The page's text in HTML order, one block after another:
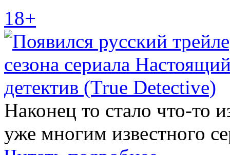
18+
Наконец то стало что-то
уже многим известного